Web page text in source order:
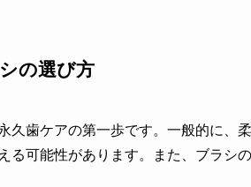
の選び方
久歯ケアの第一歩です。一般的に、
る可能性があります。また、ブラシ